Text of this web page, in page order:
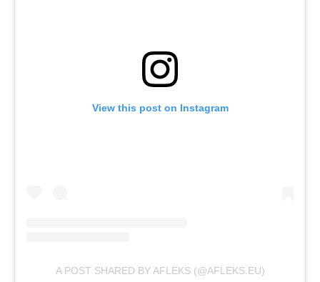
View this post on Instagram
A POST SHARED BY AFLEKS (@AFLEKS.EU)